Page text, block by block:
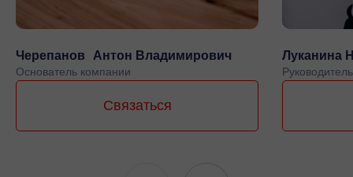
Черепанов Антон Владимирович
Основатель компании
Связаться
Луканина